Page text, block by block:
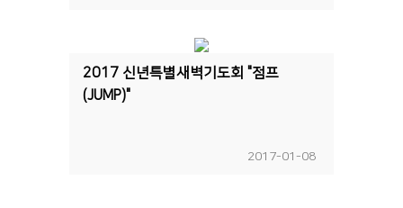
2017 신년특별새벽기도회 "점프
(JUMP)"
2017-01-08